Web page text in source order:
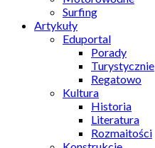
Surfing
Artykuły
Eduportal
Porady
Turystycznie
Regatowo
Kultura
Historia
Literatura
Rozmaitości